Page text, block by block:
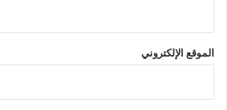
الموقع الإلكتروني